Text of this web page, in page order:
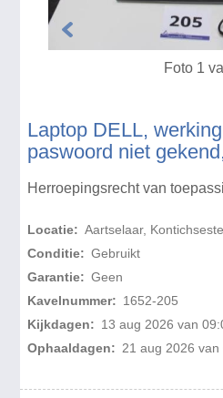
Laptop DELL,
paswoord niet
Herroepingsrecht van
Locatie: Aartselaar,
Conditie: Gebruikt
Garantie: Geen
Kavelnummer: 1652-205
Kijkdagen: 13 aug 2026 van
Ophaaldagen: 21 aug 2026
Foto 1